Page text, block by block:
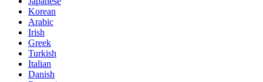
Korean
Arabic
Irish
Greek
Turkish
Italian
Danish